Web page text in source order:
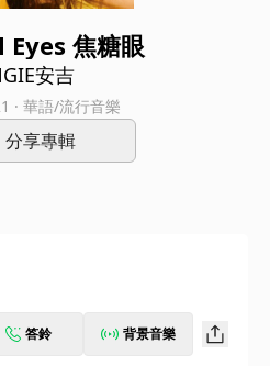
焦糖眼
安吉
· 華語/流行音樂
分享專輯
答鈴 背景音樂